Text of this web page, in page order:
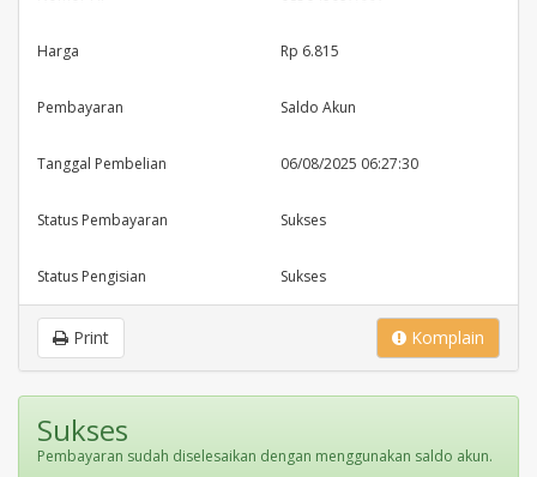
Harga Rp 6.815
Pembayaran Saldo Akun
Tanggal Pembelian 06/08/2025 06:27:30
Status Pembayaran Sukses
Status Pengisian Sukses
Komplain
Print
Sukses
Pembayaran sudah diselesaikan dengan menggunakan saldo akun.